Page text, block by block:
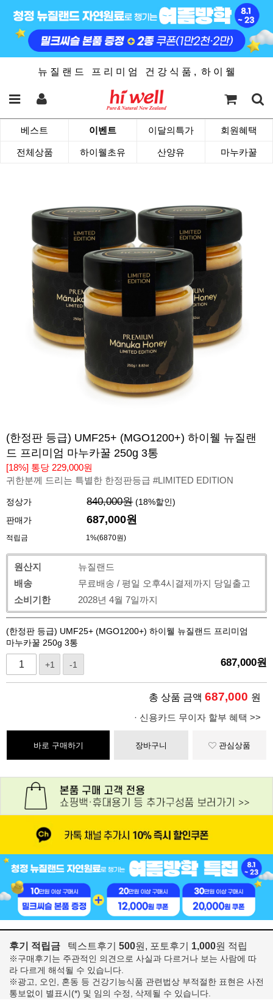
뉴 질 랜 드 프 리 미 엄 건 강 식 품 , 하 이 웰
베스트 이벤트 이달의특가 회원혜택
전체상품 하이웰초유 산양유 마누카꿀
(한정판 등급) UMF25+ (MGO1200+) 하이웰 뉴질랜
드 프리미엄 마누카꿀 250g 3통
[18%] 통당 229,000원
귀한분께 드리는 특별한 한정판등급 #LIMITED EDITION
정상가 840,000원 (18%할인)
판매가
687,000원
적립금 1%(6870원)
원산지
뉴질랜드
배송
무료배송 / 평일 오후4시결제까지 당일출고
소비기한
2028년 4월 7일까지
(한정판 등급) UMF25+ (MGO1200+) 하이웰 뉴질랜드 프리미엄
마누카꿀 250g 3통
+1 -1 687,000원
총 상품 금액 687,000 원
· 신용카드 무이자 할부 혜택 >>
바로 구매하기 장바구니 관심상품
후기 적립금 텍스트후기 500원, 포토후기 1,000원 적립
※구매후기는 주관적인 의견으로 사실과 다르거나 보는 사람에 따
라 다르게 해석될 수 있습니다.
※광고, 오인, 혼동 등 건강기능식품 관련법상 부적절한 표현은 사전
통보없이 별표시(*) 및 임의 수정, 삭제될 수 있습니다.